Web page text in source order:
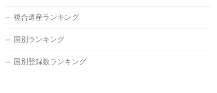
複合遺産ランキング
国別ランキング
国別登録数ランキング